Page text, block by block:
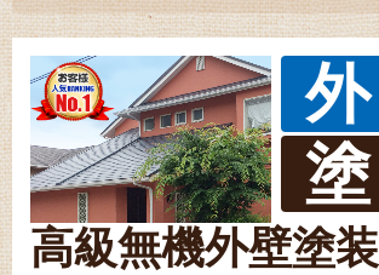
外
塗
高級無機外壁塗装